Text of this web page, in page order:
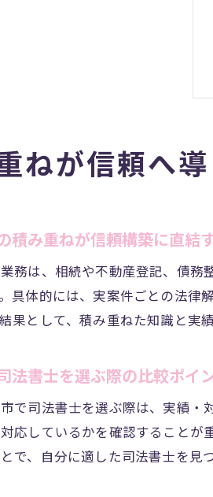
ねが信頼へ
積み重ねが信頼構築に直結
務は、相続や不動産登記、債務
具体的には、実案件ごとの法律
果として、積み重ねた知識と実
法書士を選ぶ際の比較ポイ
で司法書士を選ぶ際は、実績・
応しているかを確認することが
で、自分に適した司法書士を見